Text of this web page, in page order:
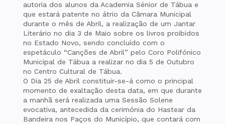
autoria dos alunos da Academia Sénior de Tábua e
que estará patente no átrio da Câmara Municipal
durante o mês de Abril, a realização de um Jantar
Literário no dia 3 de Maio sobre os livros proibidos
no Estado Novo, sendo concluído com o
espetáculo “Canções de Abril” pelo Coro Polifónico
Municipal de Tábua a realizar no dia 5 de Outubro
no Centro Cultural de Tábua.
O Dia 25 de Abril constituir-se-á como o principal
momento de exaltação desta data, em que durante
a manhã será realizada uma Sessão Solene
evocativa, antecedida da cerimónia do Hastear da
Bandeira nos Paços do Município, que contará com